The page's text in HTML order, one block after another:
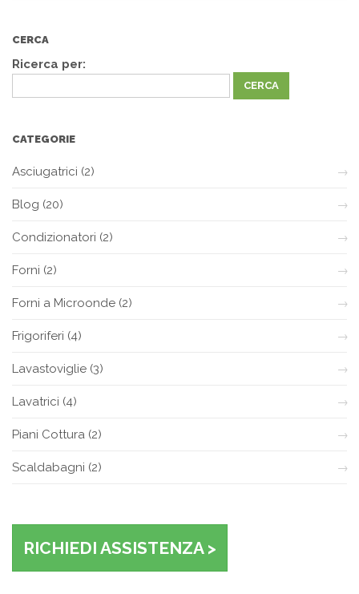
CERCA
Ricerca per:
CATEGORIE
Asciugatrici (2)
Blog (20)
Condizionatori (2)
Forni (2)
Forni a Microonde (2)
Frigoriferi (4)
Lavastoviglie (3)
Lavatrici (4)
Piani Cottura (2)
Scaldabagni (2)
RICHIEDI ASSISTENZA >